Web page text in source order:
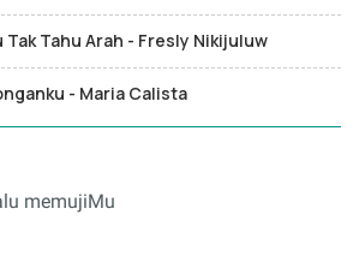
Tak Tahu Arah - Fresly Nikijuluw
- Maria Calista
memujiMu